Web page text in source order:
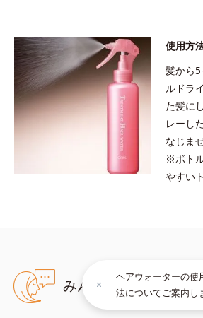
合＝浸透性毛髪補修成分●低分子ヒアルロン酸
湿成分
※アレルギーテスト済＝全ての方にアレルギ
ことではありません。
使用方
髪から
ルドラ
た髪に
レーし
なじま
※ボト
やすい
みんなのクチコミ
ヘアウォーターの使
法についてご案内し